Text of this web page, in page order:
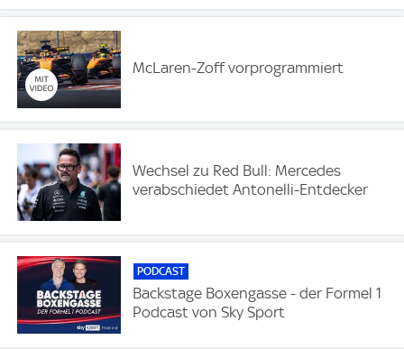
McLaren-Zoff vorprogrammiert
Wechsel zu Red Bull: Mercedes
verabschiedet Antonelli-Entdecker
PODCAST
Backstage Boxengasse - der Formel 1
Podcast von Sky Sport